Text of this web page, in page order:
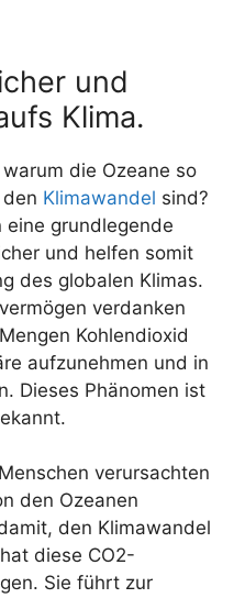
und
Klima.
die Ozeane so
Klimawandel sind?
eine grundlegende
und helfen somit
des globalen Klimas.
verdanken
Kohlendioxid
aufzunehmen und in
Dieses Phänomen ist
verursachten
den Ozeanen
den Klimawandel
diese CO2-
Sie führt zur